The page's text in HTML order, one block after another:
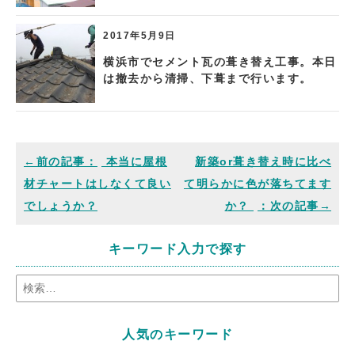
2017年5月9日
横浜市でセメント瓦の葺き替え工事。本日
は撤去から清掃、下葺まで行います。
本当に屋根
材チャートはしなくて良い
でしょうか？
新築or葺き替え時に比べ
て明らかに色が落ちてます
か？
キーワード入力で探す
人気のキーワード